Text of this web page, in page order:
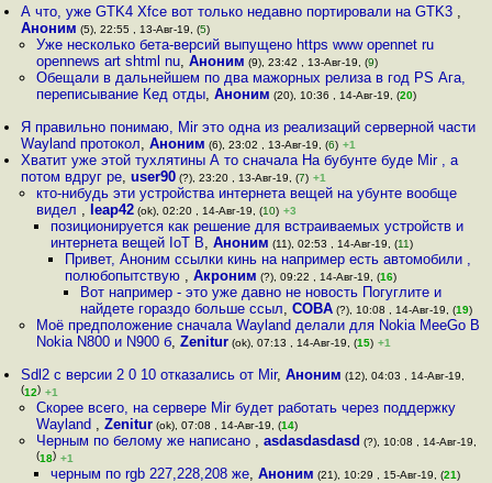
А что, уже GTK4 Xfce вот только недавно портировали на GTK3 ,
Аноним (5), 22:55 , 13-Авг-19, (5)
Уже несколько бета-версий выпущено https www opennet ru
opennews art shtml nu, Аноним (9), 23:42 , 13-Авг-19, (9)
Обещали в дальнейшем по два мажорных релиза в год PS Ага,
переписывание Кед отды, Аноним (20), 10:36 , 14-Авг-19, (20)
Я правильно понимаю, Mir это одна из реализаций серверной части
Wayland протокол,Аноним (6), 23:02 , 13-Авг-19, (6) +1
Хватит уже этой тухлятины А то сначала На бубунте буде Mir , а
потом вдруг ре,user90 (?), 23:20 , 13-Авг-19, (7) +1
кто-нибудь эти устройства интернета вещей на убунте вообще
видел , leap42(ok), 02:20 , 14-Авг-19, (10) +3
позиционируется как решение для встраиваемых устройств и
интернета вещей IoT В, Аноним (11), 02:53 , 14-Авг-19, (11)
Привет, Аноним ссылки кинь на например есть автомобили ,
полюбопытствую ,Акроним (?), 09:22 , 14-Авг-19, (16)
Вот например - это уже давно не новость Погуглите и
найдете гораздо больше ссыл, COBA(?), 10:08 , 14-Авг-19, (19)
Моё предположение сначала Wayland делали для Nokia MeeGo В
Nokia N800 и N900 б, Zenitur(ok), 07:13 , 14-Авг-19, (15) +1
Sdl2 с версии 2 0 10 отказались от Mir,Аноним (12), 04:03 , 14-Авг-19,
(12) +1
Скорее всего, на сервере Mir будет работать через поддержку
Wayland , Zenitur(ok), 07:08 , 14-Авг-19, (14)
Черным по белому же написано , asdasdasdasd (?), 10:08 , 14-Авг-19,
(18) +1
черным по rgb 227,228,208 же, Аноним (21), 10:29 , 15-Авг-19, (21)